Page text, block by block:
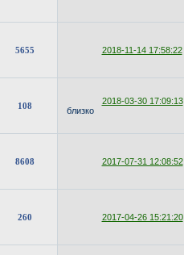
5655 2018-11-14 17:58:22
108 2018-03-30 17:09:13
близко
8608 2017-07-31 12:08:52
260 2017-04-26 15:21:20